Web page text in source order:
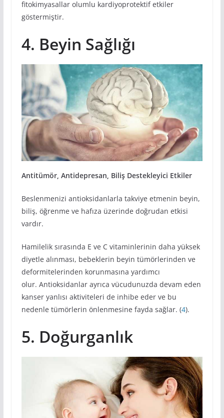
fitokimyasallar olumlu kardiyoprotektif etkiler
göstermiştir.
4. Beyin Sağlığı
Antitümör, Antidepresan, Biliş Destekleyici Etkiler
Beslenmenizi antioksidanlarla takviye etmenin beyin,
biliş, öğrenme ve hafıza üzerinde doğrudan etkisi
vardır.
Hamilelik sırasında E ve C vitaminlerinin daha yüksek
diyetle alınması, bebeklerin beyin tümörlerinden ve
deformitelerinden korunmasına yardımcı
olur. Antioksidanlar ayrıca vücudunuzda devam eden
kanser yanlısı aktiviteleri de inhibe eder ve bu
nedenle tümörlerin önlenmesine fayda sağlar. (4).
5. Doğurganlık